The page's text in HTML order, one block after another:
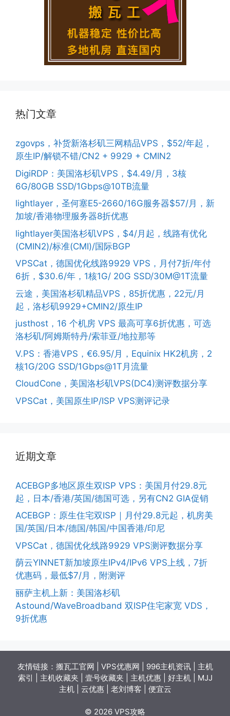
热门文章
zgovps，补货新洛杉矶三网精品VPS，$52/年起，
原生IP/解锁不错/CN2 + 9929 + CMIN2
DigiRDP：美国洛杉矶VPS，$4.49/月，3核
6G/80GB SSD/1Gbps@10TB流量
lightlayer，圣何塞E5-2660/16G服务器$57/月，新
加坡/香港物理服务器8折优惠
lightlayer美国洛杉矶VPS，$4/月起，线路有优化
(CMIN2)/标准(CMI)/国际BGP
VPSCat，德国优化线路9929 VPS，月付7折/年付
6折，$30.6/年，1核1G/ 20G SSD/30M@1T流量
云途，美国洛杉矶精品VPS，85折优惠，22元/月
起，洛杉矶9929+CMIN2/原生IP
justhost，16 个机房 VPS 最高可享6折优惠，可选
洛杉矶/阿姆斯特丹/索菲亚/地拉那等
V.PS：香港VPS，€6.95/月，Equinix HK2机房，2
核1G/20G SSD/1Gbps@1T月流量
CloudCone，美国洛杉矶VPS(DC4)测评数据分享
VPSCat，美国原生IP/ISP VPS测评记录
近期文章
ACEBGP多地区原生双ISP VPS：美国月付29.8元
起，日本/香港/英国/德国可选，另有CN2 GIA促销
ACEBGP：原生住宅双ISP｜月付29.8元起，机房美
国/英国/日本/德国/韩国/中国香港/印尼
VPSCat，德国优化线路9929 VPS测评数据分享
荫云YINNET新加坡原生IPv4/IPv6 VPS上线，7折
优惠码，最低$7/月，附测评
丽萨主机上新：美国洛杉矶
Astound/WaveBroadband 双ISP住宅家宽 VDS，
9折优惠
友情链接： 搬瓦工官网 VPS优惠网 996主机资讯| 主机
索引
主机收藏夹 壹号收藏夹 主机优惠| 好主机| MJJ
主机| 云优惠| 老刘博客 便宜云
© 2026 VPS攻略